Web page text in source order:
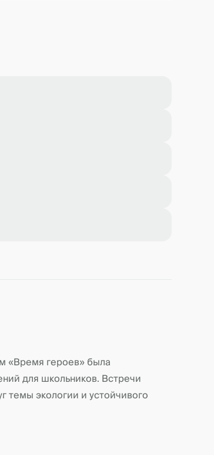
«Время героев» была
для школьников. Встречи
темы экологии и устойчивого